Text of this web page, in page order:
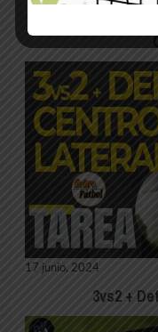
17 junio, 2024
3vs2 +